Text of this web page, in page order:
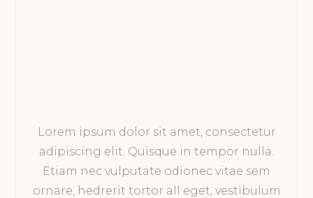
Lorem ipsum dolor sit amet, consectetur
adipiscing elit. Quisque in tempor nulla.
Etiam nec vulputate odionec vitae sem
ornare, hedrerit tortor all eget, vestibulum